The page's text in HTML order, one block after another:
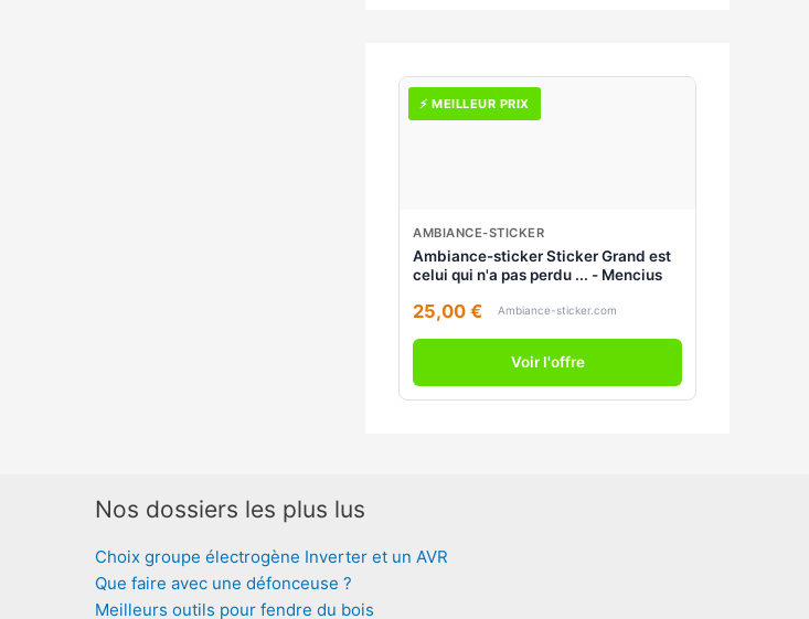
⚡ MEILLEUR PRIX
AMBIANCE-STICKER
Ambiance-sticker Sticker Grand est
celui qui n'a pas perdu ... - Mencius
25,00 € Ambiance-sticker.com
Voir l'offre
Nos dossiers les plus lus
Choix groupe électrogène Inverter et un AVR
Que faire avec une défonceuse ?
Meilleurs outils pour fendre du bois